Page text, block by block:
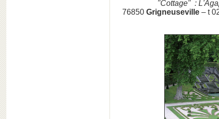
"Cottage" :
76850 Grigneuseville – t